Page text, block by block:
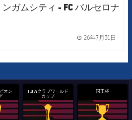
ガムシティ - FC バルセロナ
26年7月31日
オン
FIFAクラブワールド
カップ
国王杯